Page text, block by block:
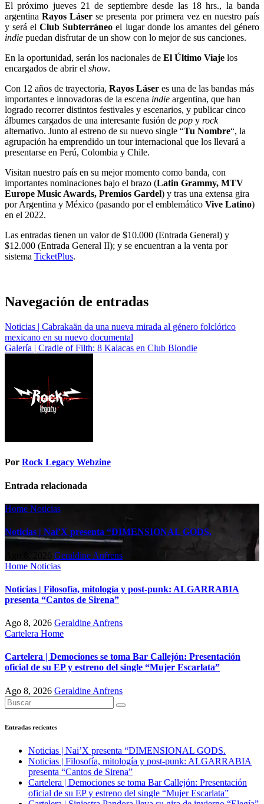
El próximo jueves 21 de septiembre desde las 18 hrs., la banda
argentinaRayos Láser se presenta por primera vez en nuestro país
y será elClub Subterráneoel lugar donde los amantes del género
indie puedan disfrutar de un show con lo mejor de sus canciones.
En la oportunidad, serán los nacionales de El Último Viaje los
encargados de abrir el show.
Con 12 años de trayectoria, Rayos Láser es una de las bandas más
importantes e innovadoras de la escena indie argentina, que han
logrado recorrer distintos festivales y escenarios, y publicar cinco
álbumes cargados de una interesante fusión de pop y rock
alternativo. Junto al estreno de su nuevo single “Tu Nombre“, la
agrupación ha emprendido un tour internacional que los llevará a
presentarse en Perú, Colombia y Chile.
Visitan nuestro país en su mejor momento como banda, con
importantes nominaciones bajo el brazo (Latin Grammy, MTV
Europe Music Awards, Premios Gardel) y tras una extensa gira
por Argentina y México (pasando por el emblemático Vive Latino)
en el 2022.
Las entradas tienen un valor de $10.000 (Entrada General) y
$12.000 (Entrada General II); y se encuentran a la venta por
sistema TicketPlus.
Navegación de entradas
Noticias | Cabrakaän da una nueva mirada al género folclórico
mexicano en su nuevo documental
Galería | Cradle of Filth: 8 Kalacas en Club Blondie
Por Rock Legacy Webzine
Entrada relacionada
Home Noticias
Noticias | Nai’X presenta “DIMENSIONAL GODS.
Ago 8, 2026 Geraldine Anfrens
Home Noticias
Noticias | Filosofía, mitología y post-punk: ALGARRABIA
presenta “Cantos de Sirena”
Ago 8, 2026 Geraldine Anfrens
Cartelera Home
Cartelera | Demociones se toma Bar Callejón: Presentación
oficial de su EP y estreno del single “Mujer Escarlata”
Ago 8, 2026 Geraldine Anfrens
Entradas recientes
Noticias | Nai’X presenta “DIMENSIONAL GODS.
Noticias | Filosofía, mitología y post-punk: ALGARRABIA
presenta “Cantos de Sirena”
Cartelera | Demociones se toma Bar Callejón: Presentación
oficial de su EP y estreno del single “Mujer Escarlata”